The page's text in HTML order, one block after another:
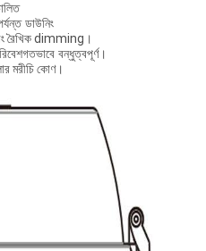
ডাউনিং
রৈখিক dimming।
বন্ধুত্বপূর্ণ।
মরীচি কোণ।